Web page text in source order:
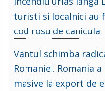
turisti si localnici au
cod rosu de canicula
Vantul schimba
Romaniei. Romania
masive la export de